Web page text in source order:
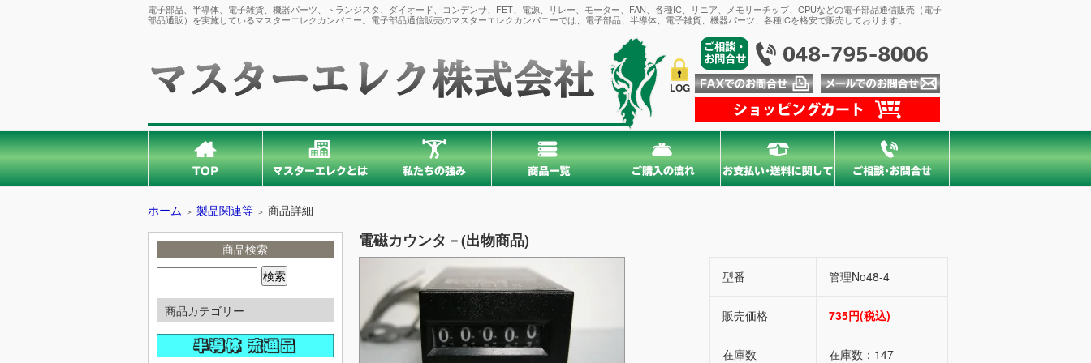
電子部品、半導体、電子雑貨、機器パーツ、トランジスタ、ダイオード、コンデンサ、FET、電源、リレー、モーター、FAN、各種IC、リニア、メモリーチップ、CPUなどの電子部品通信販売（電子
部品通販）を実施しているマスターエレクカンパニー。電子部品通信販売のマスターエレクカンパニーでは、電子部品、半導体、電子雑貨、機器パーツ、各種ICを格安で販売しております。
LOG
ホーム ＞ 製品関連等 ＞ 商品詳細
商品検索
商品カテゴリー
電磁カウンタ－(出物商品)
型番 管理No48-4
販売価格 735円(税込)
在庫数 在庫数：147